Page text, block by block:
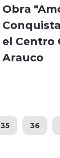
Obra
el Centro
Arauco
35 36